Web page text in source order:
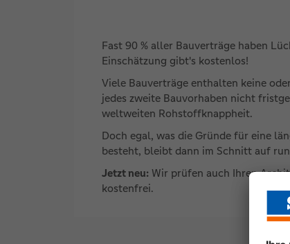
Fast 90 % aller Bauverträge haben
Einschätzung gibt's kostenlos!
Viele Bauverträge enthalten keine
jedes zweite Bauvorhaben nicht
weltweiten Rohstoffknappheit.
Doch egal, was die Gründe für eine
besteht, bleibt dann im Schnitt auf
Jetzt neu: Wir prüfen auch Ihren
kostenfrei.